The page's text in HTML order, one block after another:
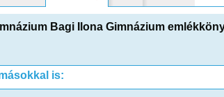
Bagi Ilona Gimnázium
is: